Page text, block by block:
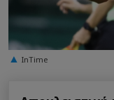
InTime